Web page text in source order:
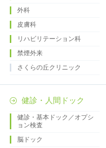
外科
皮膚科
リハビリテーション科
禁煙外来
さくらの丘クリニック
健診・人間ドック
健診・基本ドック／オプシ
ョン検査
脳ドック